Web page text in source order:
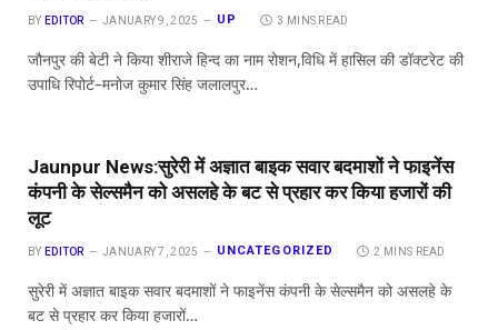
BY EDITOR JANUARY 9, 2025 UP 3 MINS READ
जौनपुर की बेटी ने किया शीराजे हिन्द का नाम रोशन,विधि में हासिल की डॉक्टरेट की
उपाधि रिपोर्ट–मनोज कुमार सिंह जलालपुर…
Jaunpur News:सुरेरी में अज्ञात बाइक सवार बदमाशों ने फाइनेंस
कंपनी के सेल्समैन को असलहे के बट से प्रहार कर किया हजारों की
लूट
BY EDITOR JANUARY 7, 2025 UNCATEGORIZED 2 MINS READ
सुरेरी में अज्ञात बाइक सवार बदमाशों ने फाइनेंस कंपनी के सेल्समैन को असलहे के
बट से प्रहार कर किया हजारों…